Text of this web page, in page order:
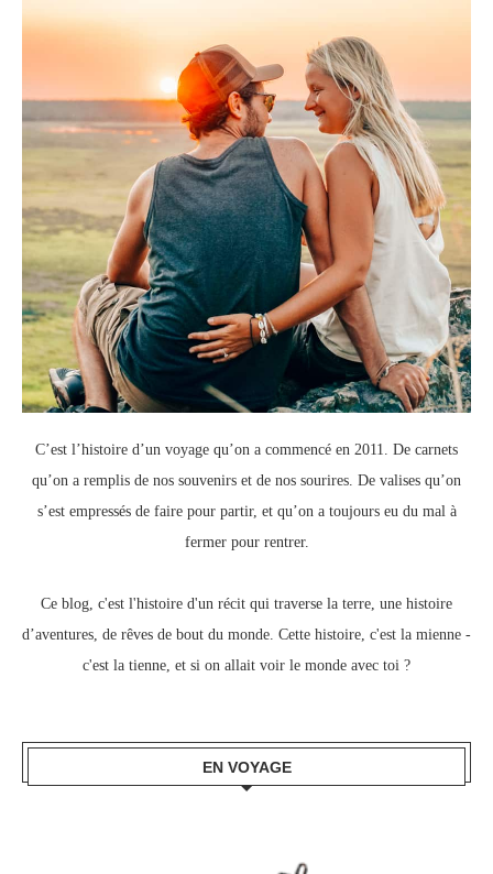
C’est l’histoire d’un voyage qu’on a commencé en 2011. De carnets
qu’on a remplis de nos souvenirs et de nos sourires. De valises qu’on
s’est empressés de faire pour partir, et qu’on a toujours eu du mal à
fermer pour rentrer.
Ce blog, c'est l'histoire d'un récit qui traverse la terre, une histoire
d’aventures, de rêves de bout du monde. Cette histoire, c'est la mienne -
c'est la tienne, et si on allait voir le monde avec toi ?
EN VOYAGE